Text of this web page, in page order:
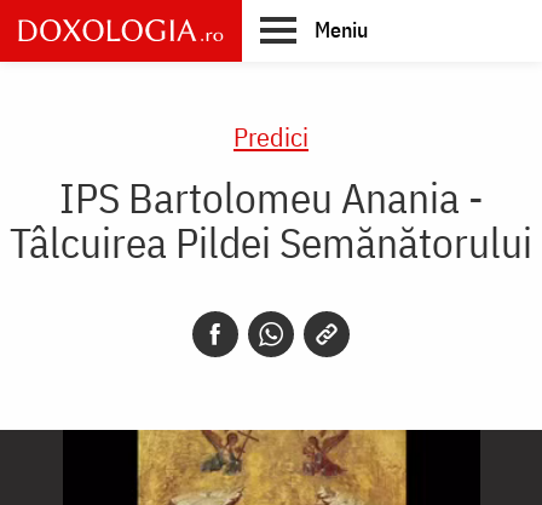
Skip
to
main
Meniu
Predici
IPS Bartolomeu Anania -
Tâlcuirea Pildei Semănătorului